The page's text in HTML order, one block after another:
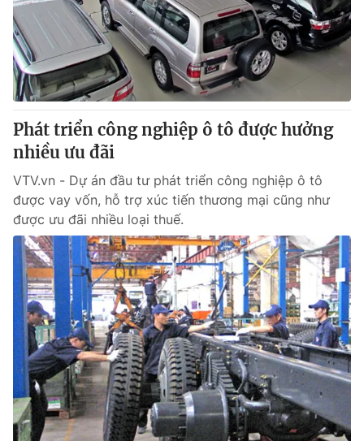
® Cấm sao chép dưới mọi hình thức nếu không có sự chấp
thuận bằng văn bản. Ghi rõ nguồn VTV.vn khi phát hành lại
thông tin từ website này.
Phát triển công nghiệp ô tô được hưởng
nhiều ưu đãi
VTV.vn - Dự án đầu tư phát triển công nghiệp ô tô
được vay vốn, hỗ trợ xúc tiến thương mại cũng như
được ưu đãi nhiều loại thuế.